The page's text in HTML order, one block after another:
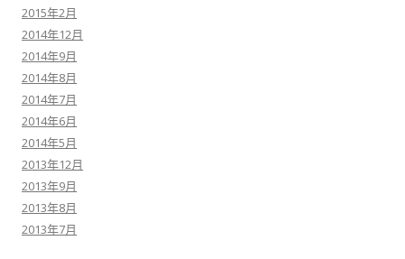
2015年2月
2014年12月
2014年9月
2014年8月
2014年7月
2014年6月
2014年5月
2013年12月
2013年9月
2013年8月
2013年7月